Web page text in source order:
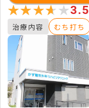
★★★★★
★★★★★
治療内容 むち打ち